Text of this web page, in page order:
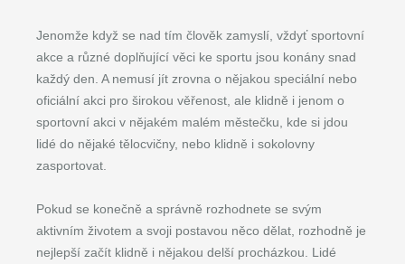
Jenomže když se nad tím člověk zamyslí, vždyť sportovní
akce a různé doplňující věci ke sportu jsou konány snad
každý den. A nemusí jít zrovna o nějakou speciální nebo
oficiální akci pro širokou věřenost, ale klidně i jenom o
sportovní akci v nějakém malém městečku, kde si jdou
lidé do nějaké tělocvičny, nebo klidně i sokolovny
zasportovat.
Pokud se konečně a správně rozhodnete se svým
aktivním životem a svoji postavou něco dělat, rozhodně je
nejlepší začít klidně i nějakou delší procházkou. Lidé